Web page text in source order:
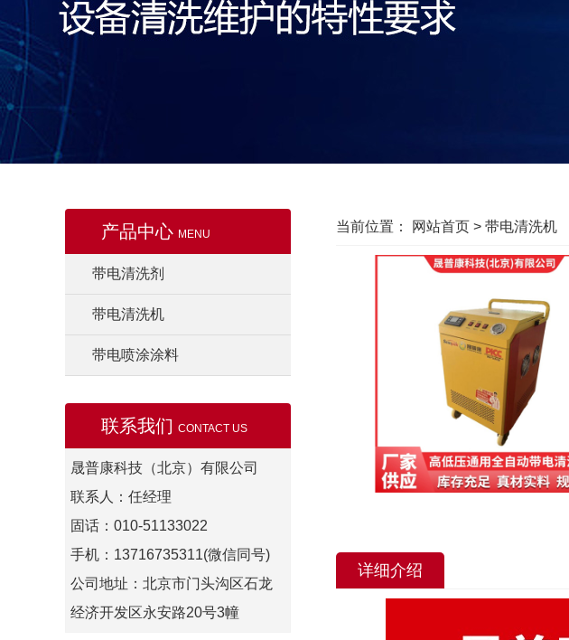
产品中心 MENU
带电清洗剂
带电清洗机
带电喷涂涂料
联系我们 CONTACT US
晟普康科技（北京）有限公司
联系人：任经理
固话：010-51133022
手机：13716735311(微信同号)
公司地址：北京市门头沟区石龙
经济开发区永安路20号3幢
当前位置： 网站首页 > 带电清洗机
详细介绍